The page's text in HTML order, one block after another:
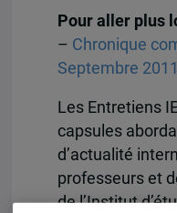
Pour aller plus
– Chronique
Septembre 2011
Les Entretiens
capsules
d’actualité
professeurs et
de l’Institut